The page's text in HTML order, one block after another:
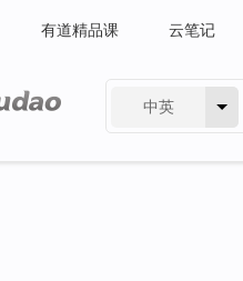
有道精品课 云笔记
中英